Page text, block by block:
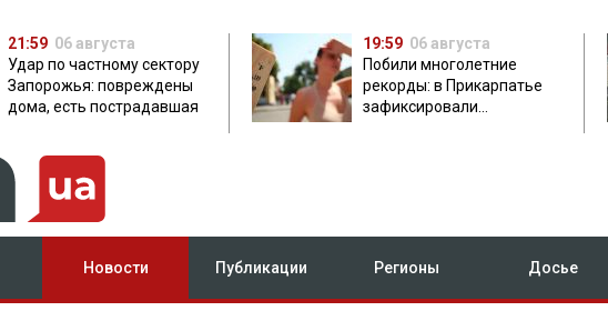
21:59 06 августа
Удар по частному сектору
Запорожья: повреждены
дома, есть пострадавшая
19:59 06 августа
Побили многолетние
рекорды: в Прикарпатье
зафиксировали
Новости Публикации Регионы Досье